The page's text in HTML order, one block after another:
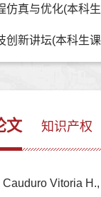
仿真与优化(本科
创新讲坛(本科生
文 知识产权
Cauduro Vitoria